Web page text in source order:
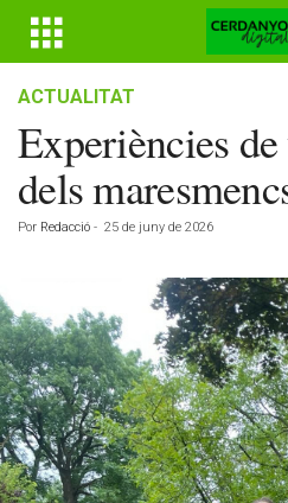
ACTUALITAT
Experiències
dels
Por Redacció - 25 de juny de 2026